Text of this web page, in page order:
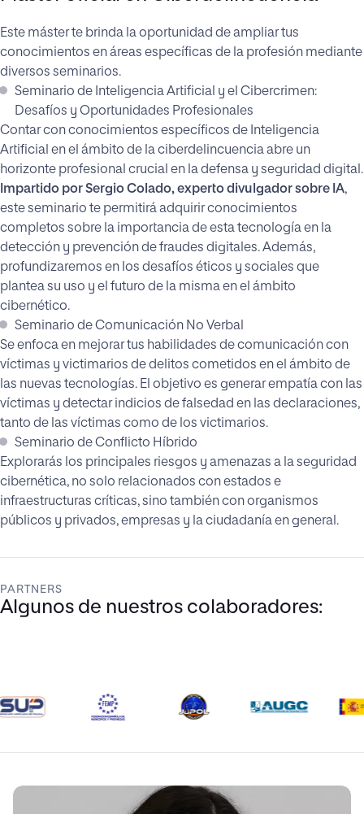
Este máster te brinda la oportunidad de ampliar tus
conocimientos en áreas específicas de la profesión mediante
diversos seminarios.
Seminario de Inteligencia Artificial y el Cibercrimen:
Desafíos y Oportunidades Profesionales
Contar con conocimientos específicos de Inteligencia
Artificial en el ámbito de la ciberdelincuencia abre un
horizonte profesional crucial en la defensa y seguridad digital.
Impartido por Sergio Colado, experto divulgador sobre IA,
este seminario te permitirá adquirir conocimientos
completos sobre la importancia de esta tecnología en la
detección y prevención de fraudes digitales. Además,
profundizaremos en los desafíos éticos y sociales que
plantea su uso y el futuro de la misma en el ámbito
cibernético.
Seminario de Comunicación No Verbal
Se enfoca en mejorar tus habilidades de comunicación con
víctimas y victimarios de delitos cometidos en el ámbito de
las nuevas tecnologías. El objetivo es generar empatía con las
víctimas y detectar indicios de falsedad en las declaraciones,
tanto de las víctimas como de los victimarios.
Seminario de Conflicto Híbrido
Explorarás los principales riesgos y amenazas a la seguridad
cibernética, no solo relacionados con estados e
infraestructuras críticas, sino también con organismos
públicos y privados, empresas y la ciudadanía en general.
PARTNERS
Algunos de nuestros colaboradores: